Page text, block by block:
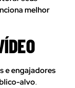
melhor
e engajadores
alvo.